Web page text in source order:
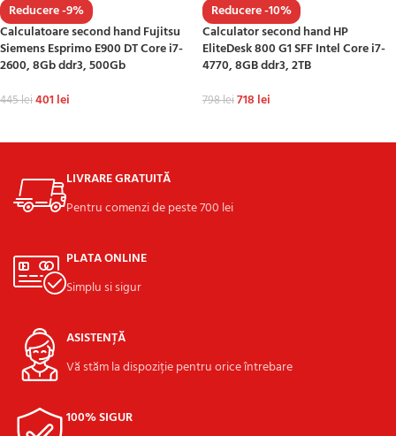
Reducere -9%
Calculatoare second hand Fujitsu
Siemens Esprimo E900 DT Core i7-
2600, 8Gb ddr3, 500Gb
445lei401 lei
Reducere -10%
Calculator second hand HP
EliteDesk 800 G1 SFF Intel Core i7-
4770, 8GB ddr3, 2TB
798lei718 lei
LIVRARE GRATUITĂ
Pentru comenzi de peste 700 lei
PLATA ONLINE
Simplu si sigur
ASISTENȚĂ
Vă stăm la dispoziție pentru orice întrebare
100% SIGUR